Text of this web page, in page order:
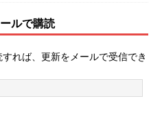
ルで購読
れば、更新をメールで受信でき